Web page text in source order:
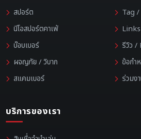
สปอร์ต
นีโอสปอร์ตคาเฟ่
บ๊อบเบอร์
ผจญภัย / วิบาก
สแคมเบอร์
Tag /
Links
รีวิว /
ข้อกำ
ร่วมง
บริการของเรา